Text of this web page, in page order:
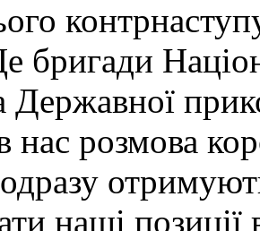
бригади
Державної
нас розмова
наші позиції